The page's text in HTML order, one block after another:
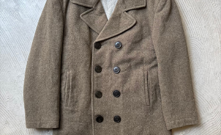
Maison Martin Margiela
Helmut Lang
Yohji Yamamoto
Other brands
TOPS
OUTER WEAR